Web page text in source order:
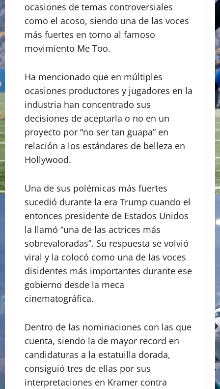
ocasiones de temas controversiales
como el acoso, siendo una de las voces
más fuertes en torno al famoso
movimiento Me Too.
Ha mencionado que en múltiples
ocasiones productores y jugadores en la
industria han concentrado sus
decisiones de aceptarla o no en un
proyecto por “no ser tan guapa” en
relación a los estándares de belleza en
Hollywood.
Una de sus polémicas más fuertes
sucedió durante la era Trump cuando el
entonces presidente de Estados Unidos
la llamó “una de las actrices más
sobrevaloradas”. Su respuesta se volvió
viral y la colocó como una de las voces
disidentes más importantes durante ese
gobierno desde la meca
cinematográfica.
Dentro de las nominaciones con las que
cuenta, siendo la de mayor record en
candidaturas a la estatuilla dorada,
consiguió tres de ellas por sus
interpretaciones en Kramer contra